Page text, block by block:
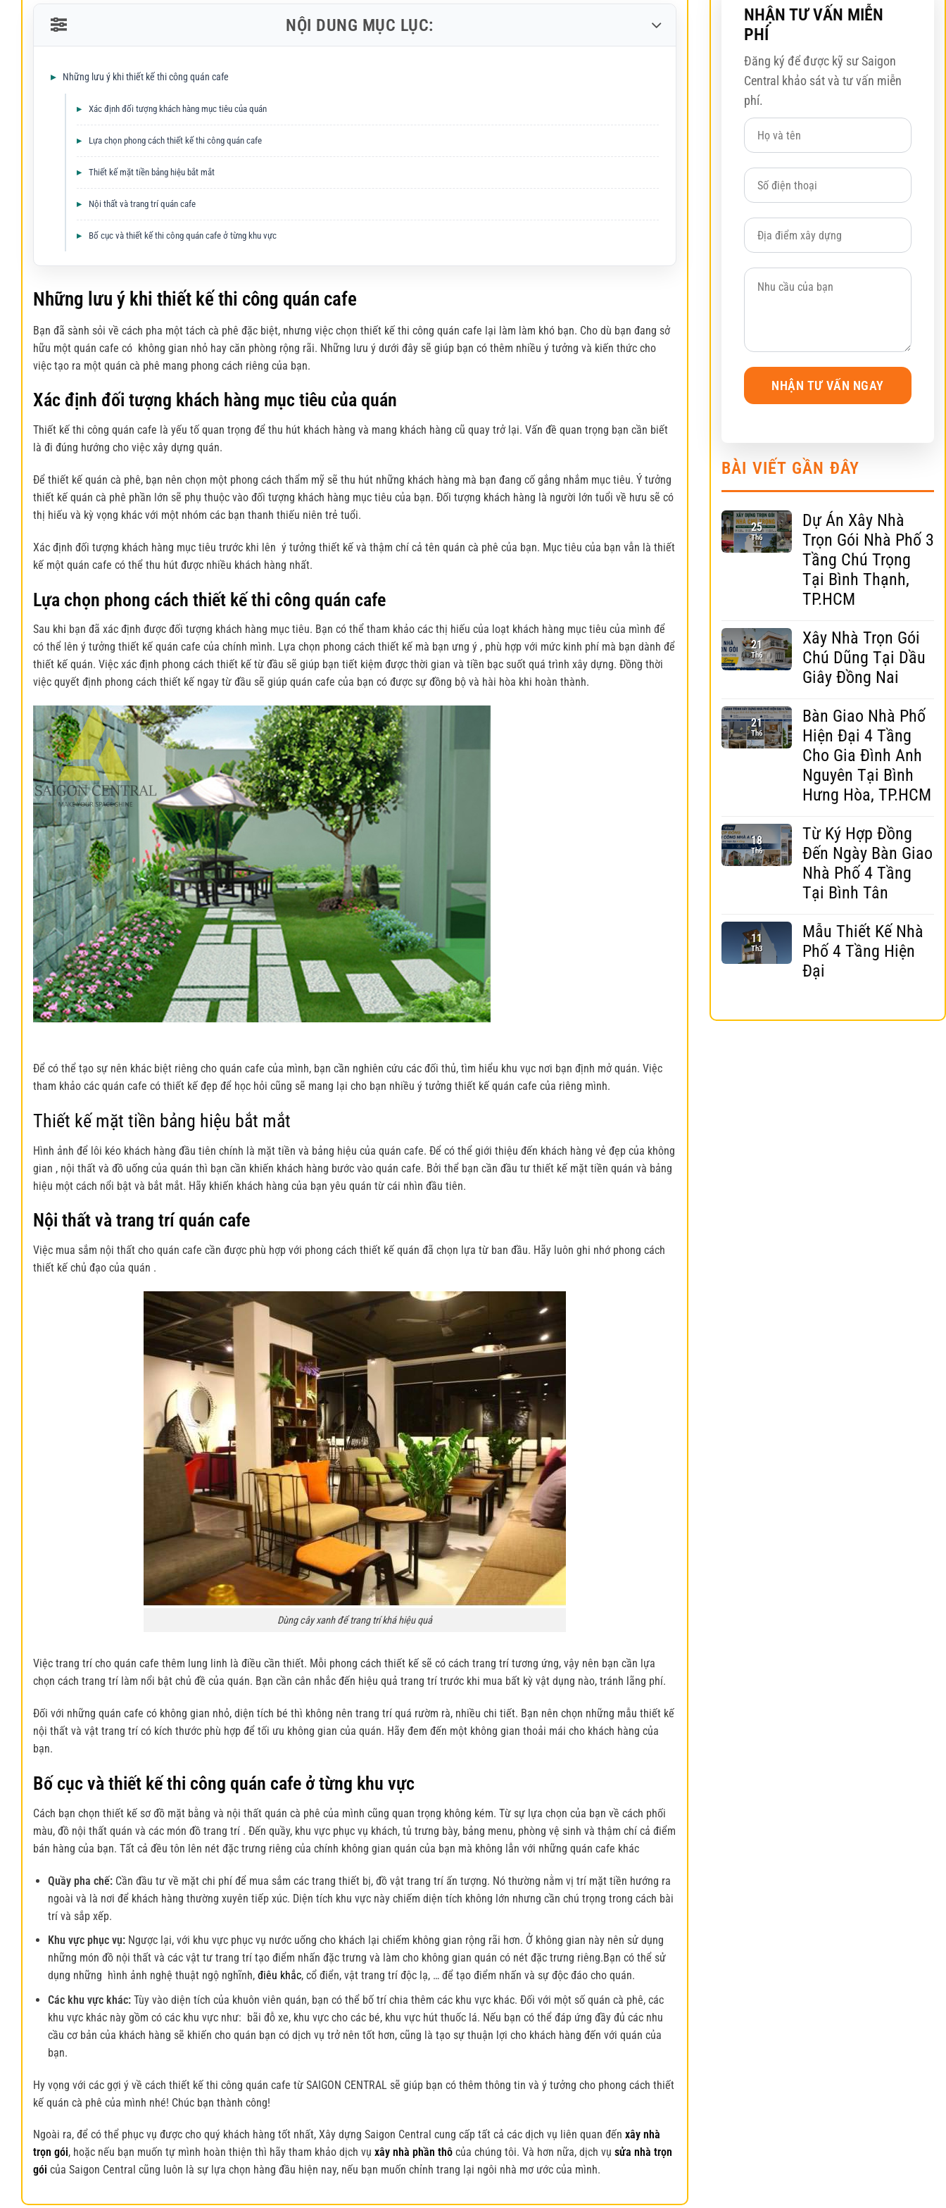
NỘI DUNG MỤC LỤC:
Những lưu ý khi thiết kế thi công quán cafe
Xác định đối tượng khách hàng mục tiêu của quán
Lựa chọn phong cách thiết kế thi công quán cafe
Thiết kế mặt tiền bảng hiệu bắt mắt
Nội thất và trang trí quán cafe
Bố cục và thiết kế thi công quán cafe ở từng khu vực
Những lưu ý khi thiết kế thi công quán cafe
Bạn đã sành sỏi về cách pha một tách cà phê đặc biệt, nhưng việc chọn thiết kế thi công quán cafe lại làm làm khó bạn. Cho dù bạn đang sở
hữu một quán cafe có không gian nhỏ hay căn phòng rộng rãi. Những lưu ý dưới đây sẽ giúp bạn có thêm nhiều ý tưởng và kiến thức cho
việc tạo ra một quán cà phê mang phong cách riêng của bạn.
Xác định đối tượng khách hàng mục tiêu của quán
Thiết kế thi công quán cafe là yếu tố quan trọng để thu hút khách hàng và mang khách hàng cũ quay trở lại. Vấn đề quan trọng bạn cần biết
là đi đúng hướng cho việc xây dựng quán.
Để thiết kế quán cà phê, bạn nên chọn một phong cách thẩm mỹ sẽ thu hút những khách hàng mà bạn đang cố gắng nhắm mục tiêu. Ý tưởng
thiết kế quán cà phê phần lớn sẽ phụ thuộc vào đối tượng khách hàng mục tiêu của bạn. Đối tượng khách hàng là người lớn tuổi về hưu sẽ có
thị hiếu và kỳ vọng khác với một nhóm các bạn thanh thiếu niên trẻ tuổi.
Xác định đối tượng khách hàng mục tiêu trước khi lên ý tưởng thiết kế và thậm chí cả tên quán cà phê của bạn. Mục tiêu của bạn vẫn là thiết
kế một quán cafe có thể thu hút được nhiều khách hàng nhất.
Lựa chọn phong cách thiết kế thi công quán cafe
Sau khi bạn đã xác định được đối tượng khách hàng mục tiêu. Bạn có thể tham khảo các thị hiếu của loạt khách hàng mục tiêu của mình để
có thể lên ý tưởng thiết kế quán cafe của chính mình. Lựa chọn phong cách thiết kế mà bạn ưng ý , phù hợp với mức kinh phí mà bạn dành để
thiết kế quán. Việc xác định phong cách thiết kế từ đầu sẽ giúp bạn tiết kiệm được thời gian và tiền bạc suốt quá trình xây dựng. Đồng thời
việc quyết định phong cách thiết kế ngay từ đầu sẽ giúp quán cafe của bạn có được sự đồng bộ và hài hòa khi hoàn thành.
Để có thể tạo sự nên khác biệt riêng cho quán cafe của mình, bạn cần nghiên cứu các đối thủ, tìm hiểu khu vục nơi bạn định mở quán. Việc
tham khảo các quán cafe có thiết kế đẹp để học hỏi cũng sẽ mang lại cho bạn nhiều ý tưởng thiết kế quán cafe của riêng mình.
Thiết kế mặt tiền bảng hiệu bắt mắt
Hình ảnh để lôi kéo khách hàng đầu tiên chính là mặt tiền và bảng hiệu của quán cafe. Để có thể giới thiệu đến khách hàng vẻ đẹp của không
gian , nội thất và đồ uống của quán thì bạn cần khiến khách hàng bước vào quán cafe. Bởi thể bạn cần đầu tư thiết kế mặt tiền quán và bảng
hiệu một cách nổi bật và bắt mắt. Hãy khiến khách hàng của bạn yêu quán từ cái nhìn đầu tiên.
Nội thất và trang trí quán cafe
Việc mua sắm nội thất cho quán cafe cần được phù hợp với phong cách thiết kế quán đã chọn lựa từ ban đầu. Hãy luôn ghi nhớ phong cách
thiết kế chủ đạo của quán .
Dùng cây xanh để trang trí khá hiệu quả
Việc trang trí cho quán cafe thêm lung linh là điều cần thiết. Mỗi phong cách thiết kế sẽ có cách trang trí tương ứng, vậy nên bạn cần lựa
chọn cách trang trí làm nổi bật chủ đề của quán. Bạn cần cân nhắc đến hiệu quả trang trí trước khi mua bất kỳ vật dụng nào, tránh lãng phí.
Đối với những quán cafe có không gian nhỏ, diện tích bé thì không nên trang trí quá rườm rà, nhiều chi tiết. Bạn nên chọn những mẫu thiết kế
nội thất và vật trang trí có kích thước phù hợp để tối ưu không gian của quán. Hãy đem đến một không gian thoải mái cho khách hàng của
bạn.
Bố cục và thiết kế thi công quán cafe ở từng khu vực
Cách bạn chọn thiết kế sơ đồ mặt bằng và nội thất quán cà phê của mình cũng quan trọng không kém. Từ sự lựa chọn của bạn về cách phối
màu, đồ nội thất quán và các món đồ trang trí . Đến quầy, khu vực phục vụ khách, tủ trưng bày, bảng menu, phòng vệ sinh và thậm chí cả điểm
bán hàng của bạn. Tất cả đều tôn lên nét đặc trưng riêng của chính không gian quán của bạn mà không lẫn với những quán cafe khác
Quầy pha chế:Cần đầu tư về mặt chi phí để mua sắm các trang thiết bị, đồ vật trang trí ấn tượng. Nó thường nằm vị trí mặt tiền hướng ra
ngoài và là nơi để khách hàng thường xuyên tiếp xúc. Diện tích khu vực này chiếm diện tích không lớn nhưng cần chú trọng trong cách bài
trí và sắp xếp.
Khu vực phục vụ:Ngược lại, với khu vực phục vụ nước uống cho khách lại chiếm không gian rộng rãi hơn. Ở không gian này nên sử dụng
những món đồ nội thất và các vật tư trang trí tạo điểm nhấn đặc trưng và làm cho không gian quán có nét đặc trưng riêng.Bạn có thể sử
dụng những hình ảnh nghệ thuật ngộ nghĩnh, điêu khắc, cổ điển, vật trang trí độc lạ, … để tạo điểm nhấn và sự độc đáo cho quán.
Các khu vực khác:Tùy vào diện tích của khuôn viên quán, bạn có thể bố trí chia thêm các khu vực khác. Đối với một số quán cà phê, các
khu vực khác này gồm có các khu vực như: bãi đỗ xe, khu vực cho các bé, khu vực hút thuốc lá. Nếu bạn có thể đáp ứng đầy đủ các nhu
cầu cơ bản của khách hàng sẽ khiến cho quán bạn có dịch vụ trở nên tốt hơn, cũng là tạo sự thuận lợi cho khách hàng đến với quán của
bạn.
Hy vọng với các gợi ý về cách thiết kế thi công quán cafe từ SAIGON CENTRAL sẽ giúp bạn có thêm thông tin và ý tưởng cho phong cách thiết
kế quán cà phê của mình nhé! Chúc bạn thành công!
Ngoài ra, để có thể phục vụ được cho quý khách hàng tốt nhất, Xây dựng Saigon Central cung cấp tất cả các dịch vụ liên quan đến xây nhà
trọn gói, hoặc nếu bạn muốn tự mình hoàn thiện thì hãy tham khảo dịch vụ xây nhà phần thô của chúng tôi. Và hơn nữa, dịch vụ sửa nhà trọn
gói của Saigon Central cũng luôn là sự lựa chọn hàng đầu hiện nay, nếu bạn muốn chỉnh trang lại ngôi nhà mơ ước của mình.
NHẬN TƯ VẤN MIỄN
PHÍ
Đăng ký để được kỹ sư Saigon
Central khảo sát và tư vấn miễn
phí.
BÀI VIẾT GẦN ĐÂY
25
Th6
Dự Án Xây Nhà
Trọn Gói Nhà Phố 3
Tầng Chú Trọng
Tại Bình Thạnh,
TP.HCM
21
Th6
Xây Nhà Trọn Gói
Chú Dũng Tại Dầu
Giây Đồng Nai
21
Th6
Bàn Giao Nhà Phố
Hiện Đại 4 Tầng
Cho Gia Đình Anh
Nguyên Tại Bình
Hưng Hòa, TP.HCM
18
Th6
Từ Ký Hợp Đồng
Đến Ngày Bàn Giao
Nhà Phố 4 Tầng
Tại Bình Tân
11
Th3
Mẫu Thiết Kế Nhà
Phố 4 Tầng Hiện
Đại